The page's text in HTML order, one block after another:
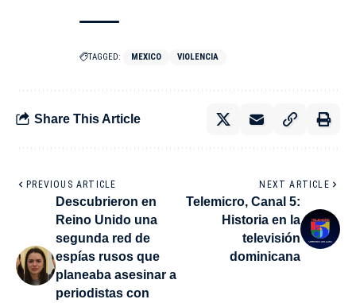
TAGGED: MEXICO VIOLENCIA
Share This Article
PREVIOUS ARTICLE
Descubrieron en
Reino Unido una
segunda red de
espías rusos que
planeaba asesinar a
periodistas con
NEXT ARTICLE
Telemicro, Canal 5:
Historia en la
televisión
dominicana